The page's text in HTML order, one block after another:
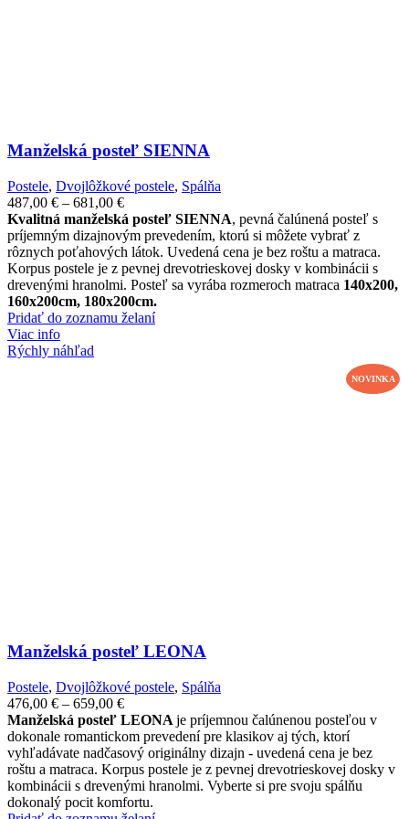
Manželská posteľ SIENNA
Postele, Dvojlôžkové postele, Spálňa
487,00 € – 681,00 €Price
range:
487,00 €
through
681,00 €
Kvalitná manželská posteľ SIENNA, pevná čalúnená posteľ s
príjemným dizajnovým prevedením, ktorú si môžete vybrať z
rôznych poťahových látok. Uvedená cena je bez roštu a matraca.
Korpus postele je z pevnej drevotrieskovej dosky v kombinácii s
drevenými hranolmi. Posteľ sa vyrába rozmeroch matraca 140x200,
160x200cm, 180x200cm.
Pridať do zoznamu želaní
Viac info
Rýchly náhľad
NOVINKA
Manželská posteľ LEONA
Postele, Dvojlôžkové postele, Spálňa
476,00 € – 659,00 €Price
range:
476,00 €
through
659,00 €
Manželská posteľ LEONA je príjemnou čalúnenou posteľou v
dokonale romantickom prevedení pre klasikov aj tých, ktorí
vyhľadávate nadčasový originálny dizajn - uvedená cena je bez
roštu a matraca. Korpus postele je z pevnej drevotrieskovej dosky v
kombinácii s drevenými hranolmi. Vyberte si pre svoju spálňu
dokonalý pocit komfortu.